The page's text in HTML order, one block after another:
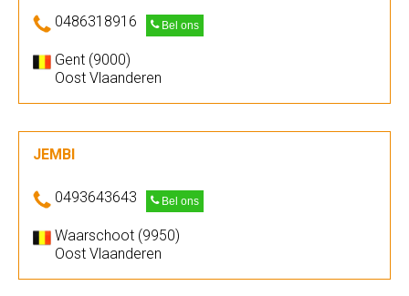
0486318916 Bel ons
Gent (9000)
Oost Vlaanderen
JEMBI
0493643643 Bel ons
Waarschoot (9950)
Oost Vlaanderen